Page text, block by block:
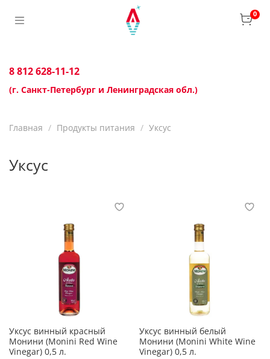
0
Главная Продукты питания Уксус
Уксус
Уксус винный красный
Монини (Monini Red Wine
Vinegar) 0,5 л.
Уксус винный белый
Монини (Monini White Wine
Vinegar) 0,5 л.
8 812 628-11-12
(г. Санкт-Петербург и Ленинградская обл.)